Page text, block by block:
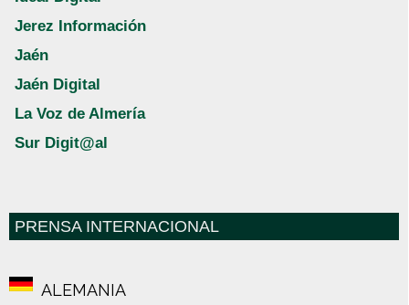
Jerez Información
Jaén
Jaén Digital
La Voz de Almería
Sur Digit@al
PRENSA INTERNACIONAL
ALEMANIA